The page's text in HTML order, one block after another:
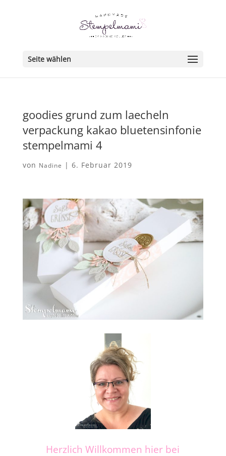
Seite wählen
goodies grund zum laecheln
verpackung kakao bluetensinfonie
stempelmami 4
von Nadine | 6. Februar 2019
Herzlich Willkommen hier bei